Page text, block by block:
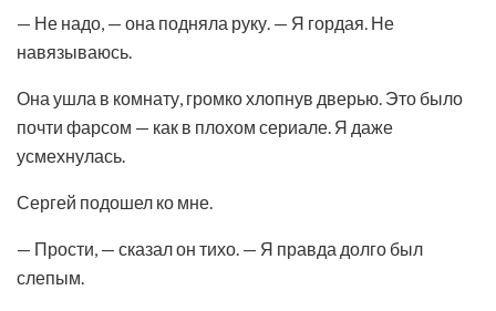
— Не надо, — она подняла руку. — Я гордая. Не
навязываюсь.
Она ушла в комнату, громко хлопнув дверью. Это было
почти фарсом — как в плохом сериале. Я даже
усмехнулась.
Сергей подошел ко мне.
— Прости, — сказал он тихо. — Я правда долго был
слепым.